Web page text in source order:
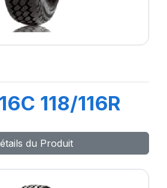
118/116R
du Produit